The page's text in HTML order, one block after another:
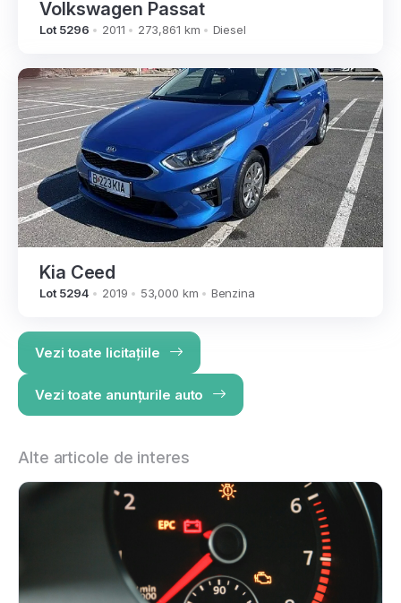
Volkswagen Passat
Lot 5296 2011 273,861 km Diesel
Kia Ceed
Lot 5294 2019 53,000 km Benzina
Vezi toate licitațiile
Vezi toate anunțurile auto
Alte articole de interes